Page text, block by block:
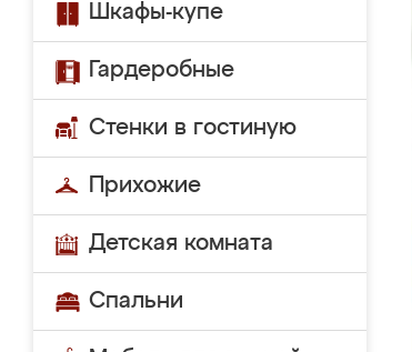
Шкафы-купе
Гардеробные
Стенки в гостиную
Прихожие
Детская комната
Спальни